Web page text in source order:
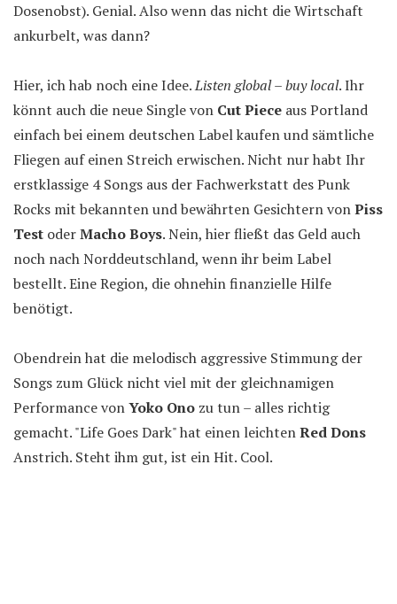
Dosenobst). Genial. Also wenn das nicht die Wirtschaft
ankurbelt, was dann?
Hier, ich hab noch eine Idee.Listen global – buy local. Ihr
könnt auch die neue Single von Cut Piece aus Portland
einfach bei einem deutschen Label kaufen und sämtliche
Fliegen auf einen Streich erwischen. Nicht nur habt Ihr
erstklassige 4 Songs aus der Fachwerkstatt des Punk
Rocks mit bekannten und bewährten Gesichtern vonPiss
Test oderMacho Boys. Nein, hier fließt das Geld auch
noch nach Norddeutschland, wenn ihr beim Label
bestellt. Eine Region, die ohnehin finanzielle Hilfe
benötigt.
Obendrein hat die melodisch aggressive Stimmung der
Songs zum Glück nicht viel mit der gleichnamigen
Performance vonYoko Ono zu tun – alles richtig
gemacht. "Life Goes Dark" hat einen leichtenRed Dons
Anstrich. Steht ihm gut, ist ein Hit. Cool.